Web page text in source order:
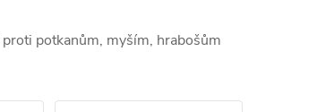
potkanům, myším, hrabošům